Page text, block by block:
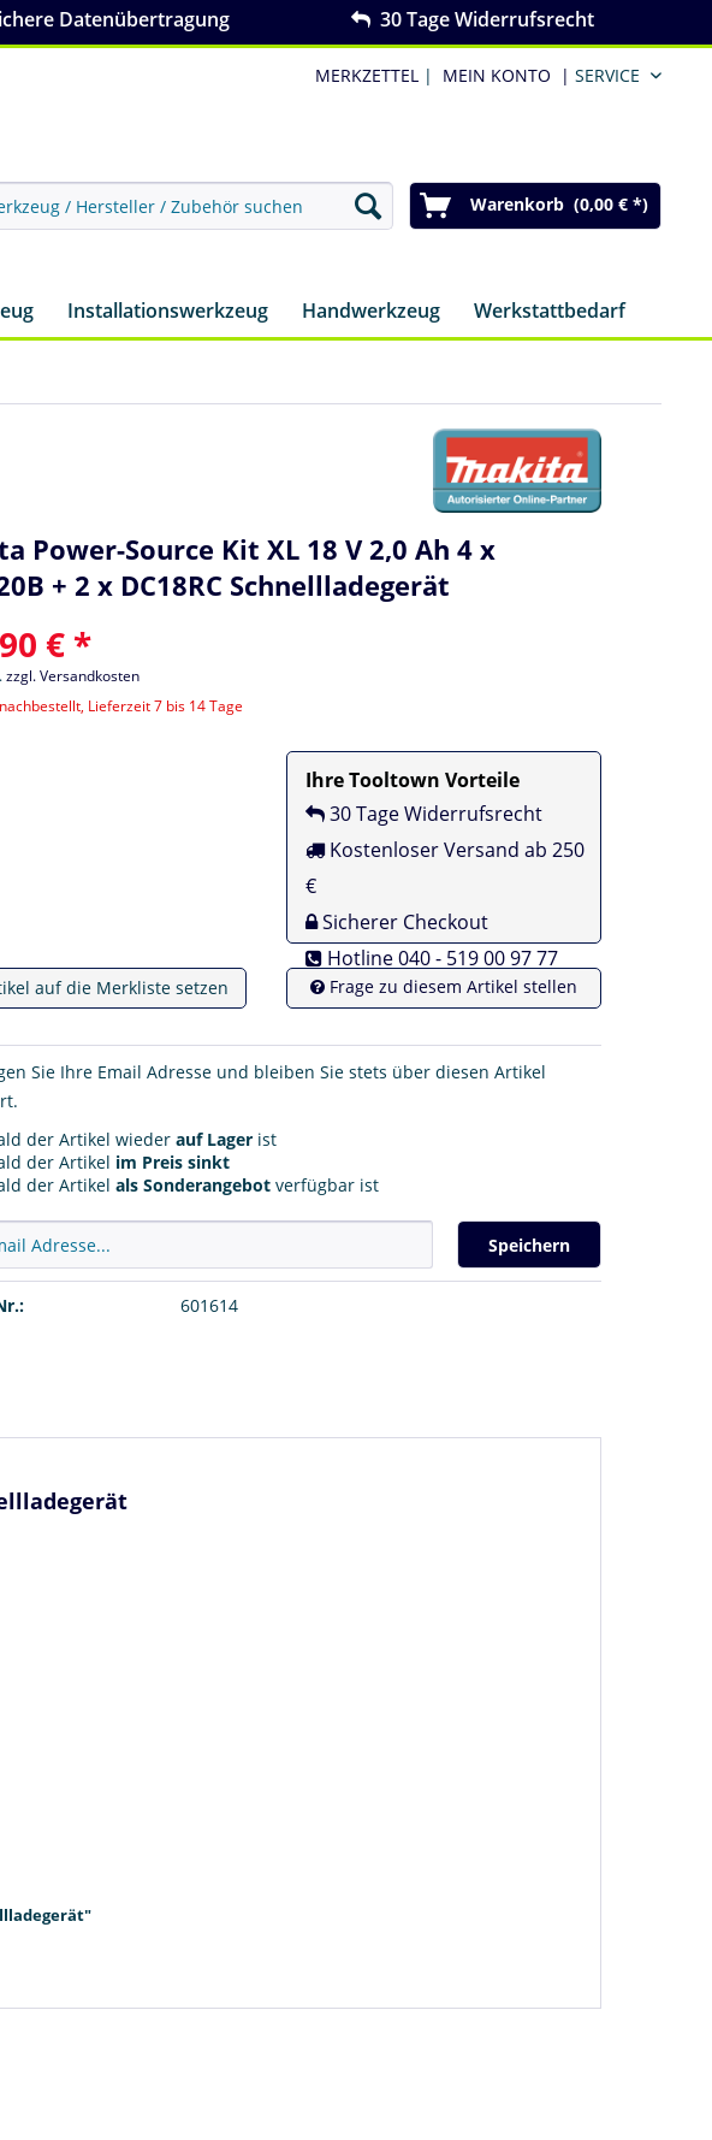
Datenübertragung 30 Tage Widerrufsrecht
MERKZETTEL | MEIN KONTO | SERVICE
Warenkorb (0,00 € *)
Installationswerkzeug Handwerkzeug Werkstattbedarf
Power-Source Kit XL 18 V 2,0 Ah 4 x
+ 2 x DC18RC Schnellladegerät
€ *
zzgl. Versandkosten
Lieferzeit 7 bis 14 Tage
Ihre Tooltown Vorteile
30 Tage Widerrufsrecht
Kostenloser Versand ab 250
€
Sicherer Checkout
Hotline 040 - 519 00 97 77
auf die Merkliste setzen Frage zu diesem Artikel stellen
Sie Ihre Email Adresse und bleiben Sie stets über diesen Artikel
der Artikel wiederauf Lager ist
der Artikel im Preis sinkt
der Artikelals Sonderangebot verfügbar ist
Speichern
601614